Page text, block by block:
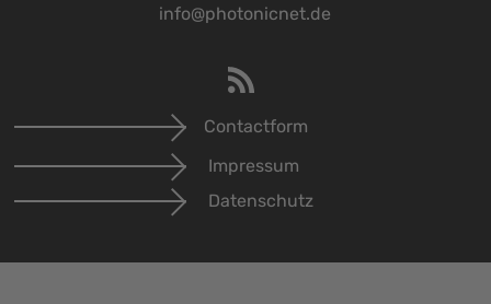
info@photonicnet.de
Contactform
Impressum
Datenschutz